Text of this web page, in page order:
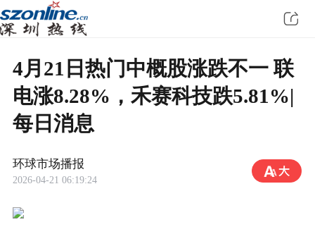
4月21日热门中概股涨跌不一 联
电涨8.28%，禾赛科技跌5.81%|
每日消息
环球市场播报
2026-04-21 06:19:24